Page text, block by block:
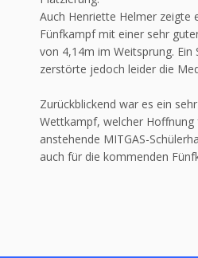
Auch Henriette Helmer zeigte
Fünfkampf mit einer sehr
von 4,14m im Weitsprung. Ein
zerstörte jedoch leider die
Zurückblickend war es ein
Wettkampf, welcher Hoffnung
anstehende MITGAS-
auch für die kommenden